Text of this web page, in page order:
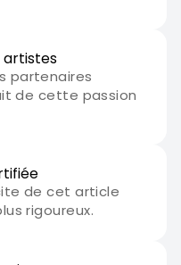
artistes
partenaires
de cette passion
de cet article
rigoureux.